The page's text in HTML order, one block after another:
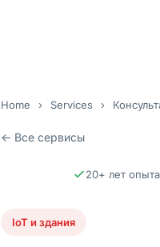
Home › Services ›
← Все сервисы
20+ лет опыта
IoT и здания